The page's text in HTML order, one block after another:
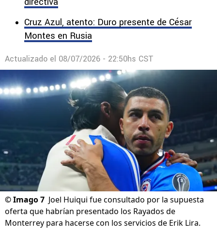
Cruz Azul, atento: Duro presente de César
Montes en Rusia
Actualizado el 08/07/2026 - 22:50hs CST
©Imago 7 Joel Huiqui fue consultado por la supuesta
oferta que habrían presentado los Rayados de
Monterrey para hacerse con los servicios de Erik Lira.